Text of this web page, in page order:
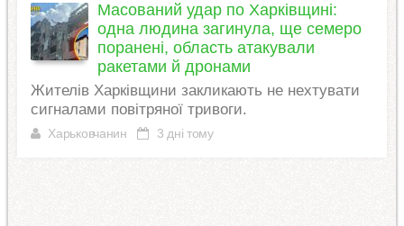
Масований удар по Харківщині:
одна людина загинула, ще семеро
поранені, область атакували
ракетами й дронами
Жителів Харківщини закликають не нехтувати
сигналами повітряної тривоги.
Харьковчанин 3 дні тому